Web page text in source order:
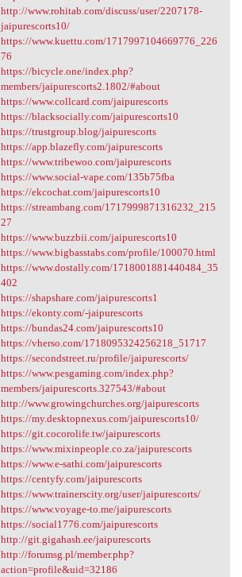
http://www.rohitab.com/discuss/user/2207178-
jaipurescorts10/
https://www.kuettu.com/1717997104669776_226
76
https://bicycle.one/index.php?
members/jaipurescorts2.1802/#about
https://www.collcard.com/jaipurescorts
https://blacksocially.com/jaipurescorts10
https://trustgroup.blog/jaipurescorts
https://app.blazefly.com/jaipurescorts
https://www.tribewoo.com/jaipurescorts
https://www.social-vape.com/135b75fba
https://ekcochat.com/jaipurescorts10
https://streambang.com/1717999871316232_215
27
https://www.buzzbii.com/jaipurescorts10
https://www.bigbasstabs.com/profile/100070.html
https://www.dostally.com/1718001881440484_35
402
https://shapshare.com/jaipurescorts1
https://ekonty.com/-jaipurescorts
https://bundas24.com/jaipurescorts10
https://vherso.com/1718095324256218_51717
https://secondstreet.ru/profile/jaipurescorts/
https://www.pesgaming.com/index.php?
members/jaipurescorts.327543/#about
http://www.growingchurches.org/jaipurescorts
https://my.desktopnexus.com/jaipurescorts10/
https://git.cocorolife.tw/jaipurescorts
https://www.mixinpeople.co.za/jaipurescorts
https://www.e-sathi.com/jaipurescorts
https://centyfy.com/jaipurescorts
https://www.trainerscity.org/user/jaipurescorts/
https://www.voyage-to.me/jaipurescorts
https://social1776.com/jaipurescorts
http://git.gigahash.ee/jaipurescorts
http://forumsg.pl/member.php?
action=profile&uid=32186